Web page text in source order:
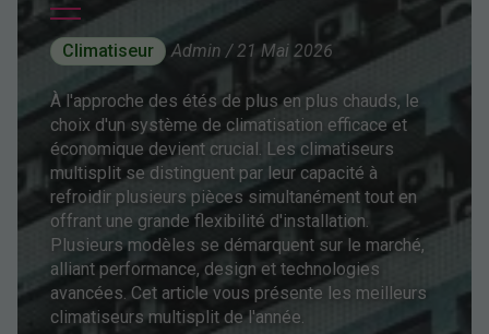
Climatiseur Admin / 21 Mai 2026
À l'approche des étés de plus en plus chauds, le
choix d'un système de climatisation efficace et
économique devient crucial. Les climatiseurs
multisplit se distinguent par leur capacité à
refroidir plusieurs pièces simultanément tout en
offrant une grande flexibilité d'installation.
Plusieurs modèles se démarquent sur le marché,
alliant performance, design et technologies
avancées. Cet article vous présente les meilleurs
climatiseurs multisplit de l'année.